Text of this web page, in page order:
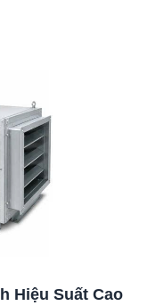
Hiệu Suất Cao